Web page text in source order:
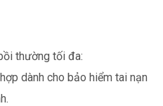
thường tối đa:
dành cho bảo hiểm tai nạn